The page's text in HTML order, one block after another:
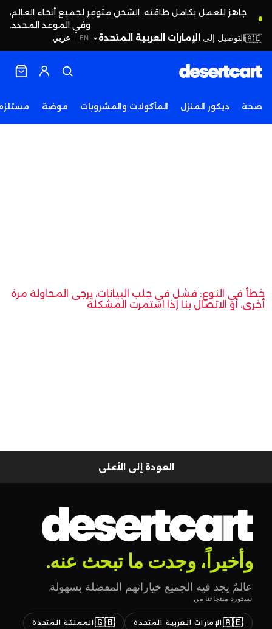
جاهز للعمل بكامل طاقته. الشحن متوفر لجميع أنحاء العالم،
وفي الموعد المحدد.
EN
| عربي 🇦🇪التوصيل إلى الإمارات العربية المتحدة
صحة ديكور المنزل المأكولات والمشروبات موضة
خطأ في النوع: فشل في جلب البيانات، يرجى المحاولة مرة
أخرى، أو الاتصال بنا إذا استمرت المشكلة
العودة إلى الأعلى
وأخيراً، وجدت ما تبحث عنه.
عالمٌ يجد فيه الجميع خياراتهم المفضلة بسهولة.
نستورد منتجاتنا من
🇦🇪 الإمارات العربية المتحدة 🇬🇧 المملكة المتحدة